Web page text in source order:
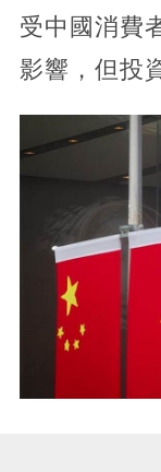
受中國消費
影響，但投